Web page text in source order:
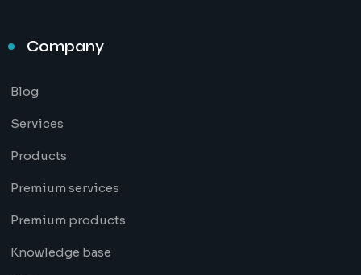
Company
Blog
Services
Products
Premium services
Premium products
Knowledge base